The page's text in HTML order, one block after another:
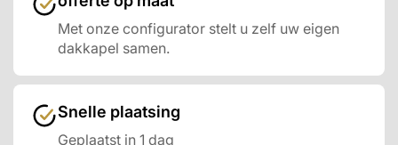
Met onze configurator stelt u zelf uw eigen
dakkapel samen.
Snelle plaatsing
Geplaatst in 1 dag